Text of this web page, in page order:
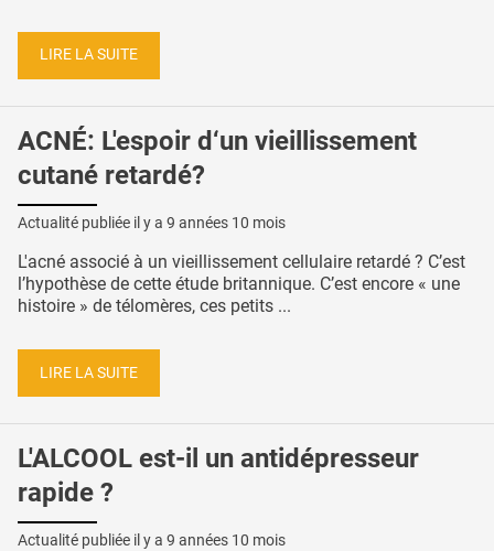
LIRE LA SUITE
ACNÉ: L'espoir d‘un vieillissement
cutané retardé?
Actualité publiée il y a 9 années 10 mois
L'acné associé à un vieillissement cellulaire retardé ? C’est
l’hypothèse de cette étude britannique. C’est encore « une
histoire » de télomères, ces petits ...
LIRE LA SUITE
L'ALCOOL est-il un antidépresseur
rapide ?
Actualité publiée il y a 9 années 10 mois